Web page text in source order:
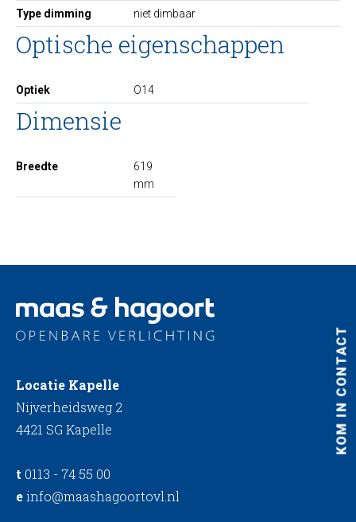
KOM IN CONTACT
Type dimming niet dimbaar
Optische eigenschappen
Optiek O14
Dimensie
Breedte
619
mm
Locatie Kapelle
Nijverheidsweg 2
4421 SG Kapelle
t 0113 - 74 55 00
einfo@maashagoortovl.nl